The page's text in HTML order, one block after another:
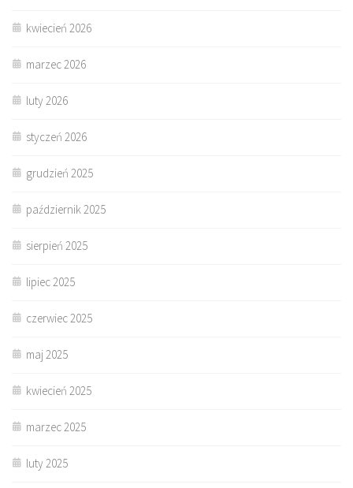
kwiecień 2026
marzec 2026
luty 2026
styczeń 2026
grudzień 2025
październik 2025
sierpień 2025
lipiec 2025
czerwiec 2025
maj 2025
kwiecień 2025
marzec 2025
luty 2025